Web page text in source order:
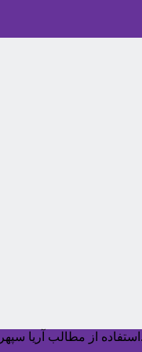
استفاده از مطالب آریا کليه حقوق اين سايت متعلق به آریا سپهر می‌باشد.